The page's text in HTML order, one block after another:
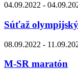
04.09.2022 -
Súťaž
08.09.2022 -
M-SR maratón